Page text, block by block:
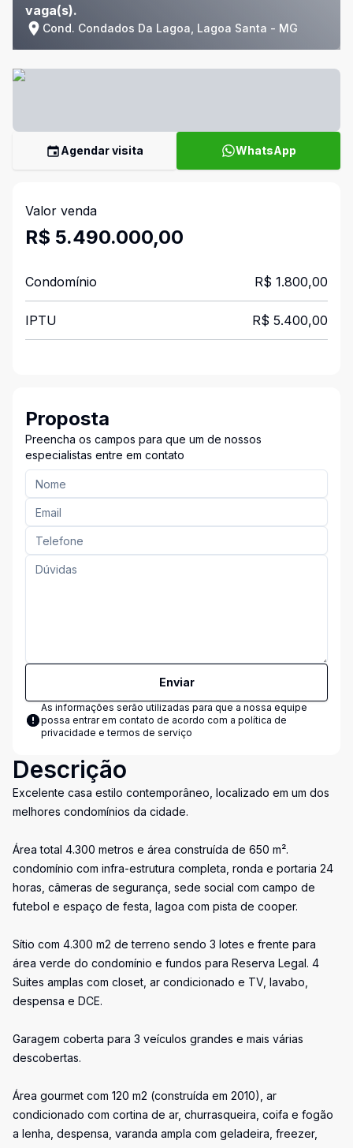
vaga(s).
Cond. Condados Da Lagoa, Lagoa Santa - MG
Agendar visita WhatsApp
Valor venda
R$ 5.490.000,00
Condomínio R$ 1.800,00
IPTU R$ 5.400,00
Proposta
Preencha os campos para que um de nossos
especialistas entre em contato
Enviar
As informações serão utilizadas para que a nossa equipe
possa entrar em contato de acordo com a política de
privacidade e termos de serviço
Descrição
Excelente casa estilo contemporâneo, localizado em um dos
melhores condomínios da cidade.
Área total 4.300 metros e área construída de 650 m².
condomínio com infra-estrutura completa, ronda e portaria 24
horas, câmeras de segurança, sede social com campo de
futebol e espaço de festa, lagoa com pista de cooper.
Sítio com 4.300 m2 de terreno sendo 3 lotes e frente para
área verde do condomínio e fundos para Reserva Legal. 4
Suites amplas com closet, ar condicionado e TV, lavabo,
despensa e DCE.
Garagem coberta para 3 veículos grandes e mais várias
descobertas.
Área gourmet com 120 m2 (construída em 2010), ar
condicionado com cortina de ar, churrasqueira, coifa e fogão
a lenha, despensa, varanda ampla com geladeira, freezer,